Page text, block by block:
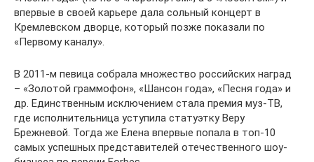
впервые в своей карьере дала сольный концерт в
Кремлевском дворце, который позже показали по
«Первому каналу».
В 2011-м певица собрала множество российских наград
– «Золотой граммофон», «Шансон года», «Песня года» и
др. Единственным исключением стала премия муз-ТВ,
где исполнительница уступила статуэтку Веру
Брежневой. Тогда же Елена впервые попала в топ-10
самых успешных представителей отечественного шоу-